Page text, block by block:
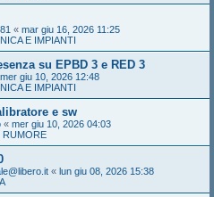
« mar giu 16, 2026 11:25
E IMPIANTI
su EPBD 3 e RED 3
mer giu 10, 2026 12:48
E IMPIANTI
e sw
« mer giu 10, 2026 04:03
RUMORE
« lun giu 08, 2026 15:38